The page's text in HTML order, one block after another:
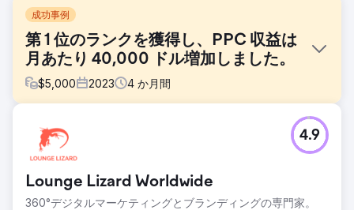
成功事例
第 1 位のランクを獲得し、PPC 収益は
月あたり 40,000 ドル増加しました。
$5,000 2023 4 か月間
当社のハイテク顧客の 1 つは、Google の 2 ページ目と 3 ペ
ージ目にランディングするという可視化に苦労しており、
タルでの存在感は、業界で効果的に競争するには不十分でし
た。
Lounge Lizard Worldwide
360°デジタルマーケティングとブランディングの専門家。
4.9